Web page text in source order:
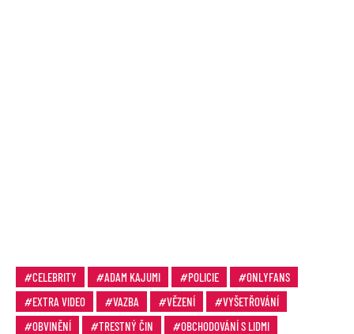
CELEBRITY ADAM KAJUMI POLICIE
ONLYFANS
EXTRA VIDEO
VAZBA VĚZENÍ
VYŠETŘOVÁNÍ
OBVINĚNÍ
TRESTNÝ ČIN
OBCHODOVÁNÍ S LIDMI